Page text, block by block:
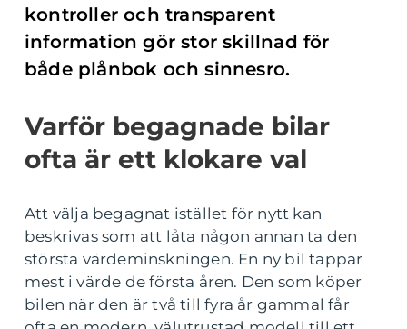
kontroller och transparent
information gör stor skillnad för
både plånbok och sinnesro.
Varför begagnade bilar
ofta är ett klokare val
Att välja begagnat istället för nytt kan
beskrivas som att låta någon annan ta den
största värdeminskningen. En ny bil tappar
mest i värde de första åren. Den som köper
bilen när den är två till fyra år gammal får